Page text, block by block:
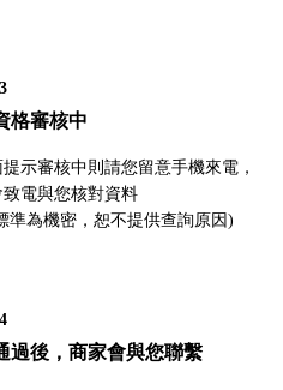
格審核中
示審核中則請您留意手機來電，
電與您核對資料
準為機密，恕不提供查詢原因)
過後，商家會與您聯繫